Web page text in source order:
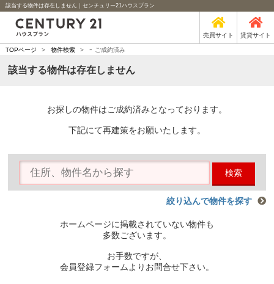
該当する物件は存在しません｜センチュリー21ハウスプラン
売買サイト 賃貸サイト
TOPページ > 物件検索 > - ご成約済み
該当する物件は存在しません
お探しの物件はご成約済みとなっております。
下記にて再建策をお願いたします。
検索
絞り込んで物件を探す
ホームページに掲載されていない物件も
多数ございます。
お手数ですが、
会員登録フォームよりお問合せ下さい。